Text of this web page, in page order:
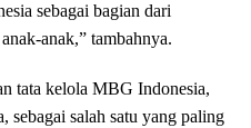
sebagai bagian dari
anak,” tambahnya.
tata kelola MBG Indonesia,
sebagai salah satu yang paling